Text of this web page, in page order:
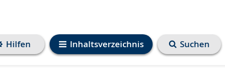
Inhaltsverzeichnis
Hilfen Suchen